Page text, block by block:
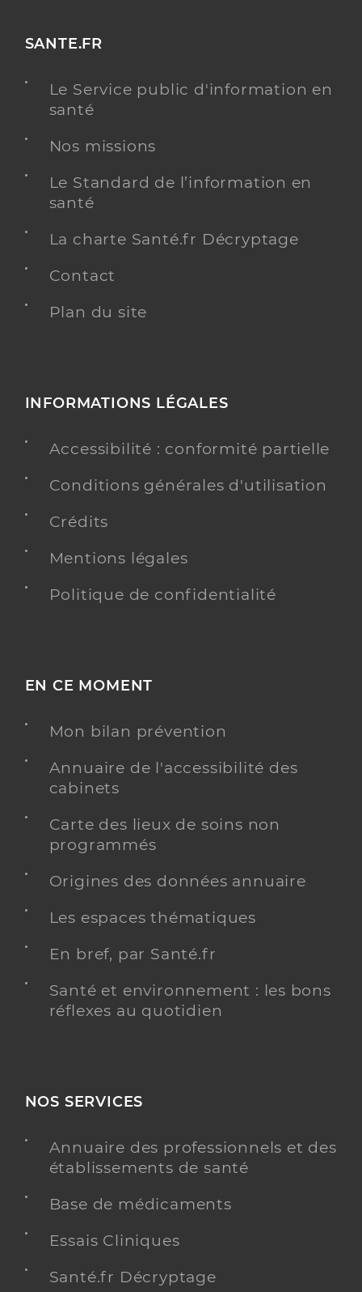
SANTE.FR
Le Service public d'information en
santé
Nos missions
Le Standard de l’information en
santé
La charte Santé.fr Décryptage
Contact
Plan du site
INFORMATIONS LÉGALES
Accessibilité : conformité partielle
Conditions générales d'utilisation
Crédits
Mentions légales
Politique de confidentialité
EN CE MOMENT
Mon bilan prévention
Annuaire de l'accessibilité des
cabinets
Carte des lieux de soins non
programmés
Origines des données annuaire
Les espaces thématiques
En bref, par Santé.fr
Santé et environnement : les bons
réflexes au quotidien
NOS SERVICES
Annuaire des professionnels et des
établissements de santé
Base de médicaments
Essais Cliniques
Santé.fr Décryptage